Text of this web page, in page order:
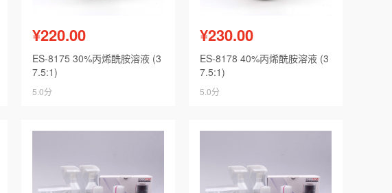
¥220.00
ES-8175 30%丙烯酰胺溶液 (3
7.5:1)
5.0分
¥230.00
ES-8178 40%丙烯酰胺溶液 (3
7.5:1)
5.0分